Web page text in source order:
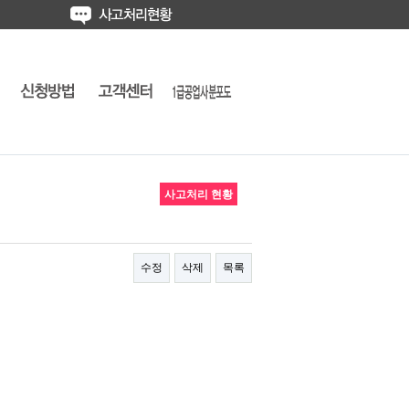
사고처리 현황
수정 삭제 목록